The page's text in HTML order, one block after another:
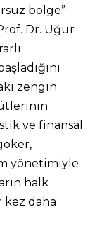
bölge”
Dr. Uğur
zengin
ve finansal
yönetimiyle
halk
kez daha